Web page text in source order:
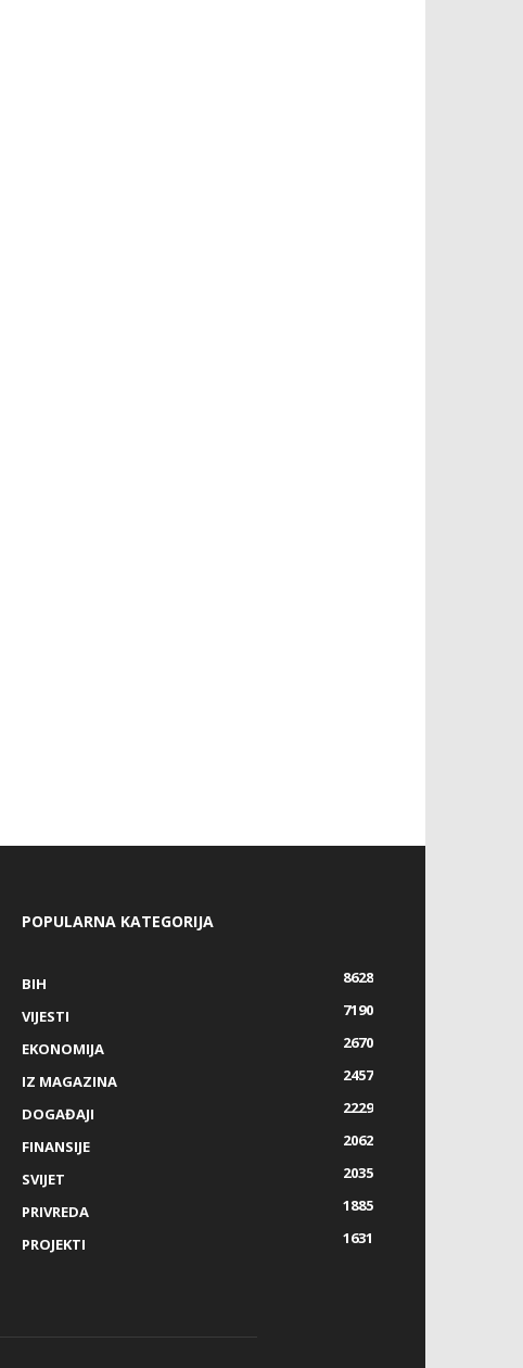
POPULARNA KATEGORIJA
BIH
8628
VIJESTI
7190
EKONOMIJA
2670
IZ MAGAZINA
2457
DOGAĐAJI
2229
FINANSIJE
2062
SVIJET
2035
PRIVREDA
1885
PROJEKTI
1631